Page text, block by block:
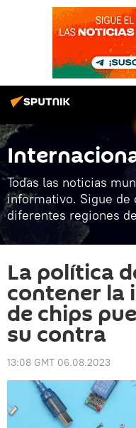
Todas las noticias
informativo. Sigue de
diferentes regiones
La política
contener la
de chips
su contra
13:08 GMT 06.08.2023